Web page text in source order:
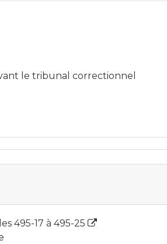
le tribunal correctionnel
495-17 à 495-25